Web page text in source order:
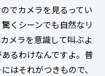
でカメラを見るってい
くシーンでも自然なリ
メラを意識して叫ぶよ
るわけなんですよ。普
はそれがつきもので、